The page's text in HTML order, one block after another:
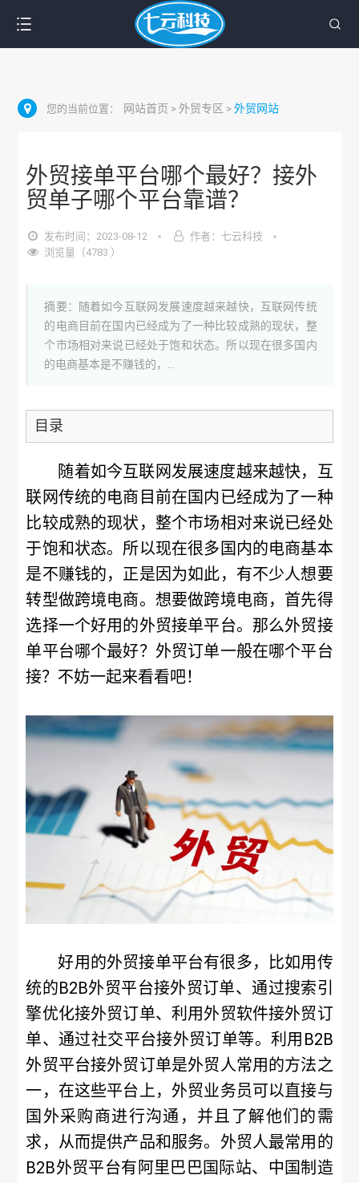
您的当前位置： 网站首页 > 外贸专区 >外贸网站
外贸接单平台哪个最好？接外
贸单子哪个平台靠谱？
发布时间：2023-08-12
作者：七云科技
浏览量（4783 ）
摘要：随着如今互联网发展速度越来越快，互联网传统
的电商目前在国内已经成为了一种比较成熟的现状，整
个市场相对来说已经处于饱和状态。所以现在很多国内
的电商基本是不赚钱的，...
目录
随着如今互联网发展速度越来越快，互
联网传统的电商目前在国内已经成为了一种
比较成熟的现状，整个市场相对来说已经处
于饱和状态。所以现在很多国内的电商基本
是不赚钱的，正是因为如此，有不少人想要
转型做跨境电商。想要做跨境电商，首先得
选择一个好用的外贸接单平台。那么外贸接
单平台哪个最好？外贸订单一般在哪个平台
接？不妨一起来看看吧！
好用的外贸接单平台有很多，比如用传
统的B2B外贸平台接外贸订单、通过搜索引
擎优化接外贸订单、利用外贸软件接外贸订
单、通过社交平台接外贸订单等。利用B2B
外贸平台接外贸订单是外贸人常用的方法之
一，在这些平台上，外贸业务员可以直接与
国外采购商进行沟通，并且了解他们的需
求，从而提供产品和服务。外贸人最常用的
B2B外贸平台有阿里巴巴国际站、中国制造